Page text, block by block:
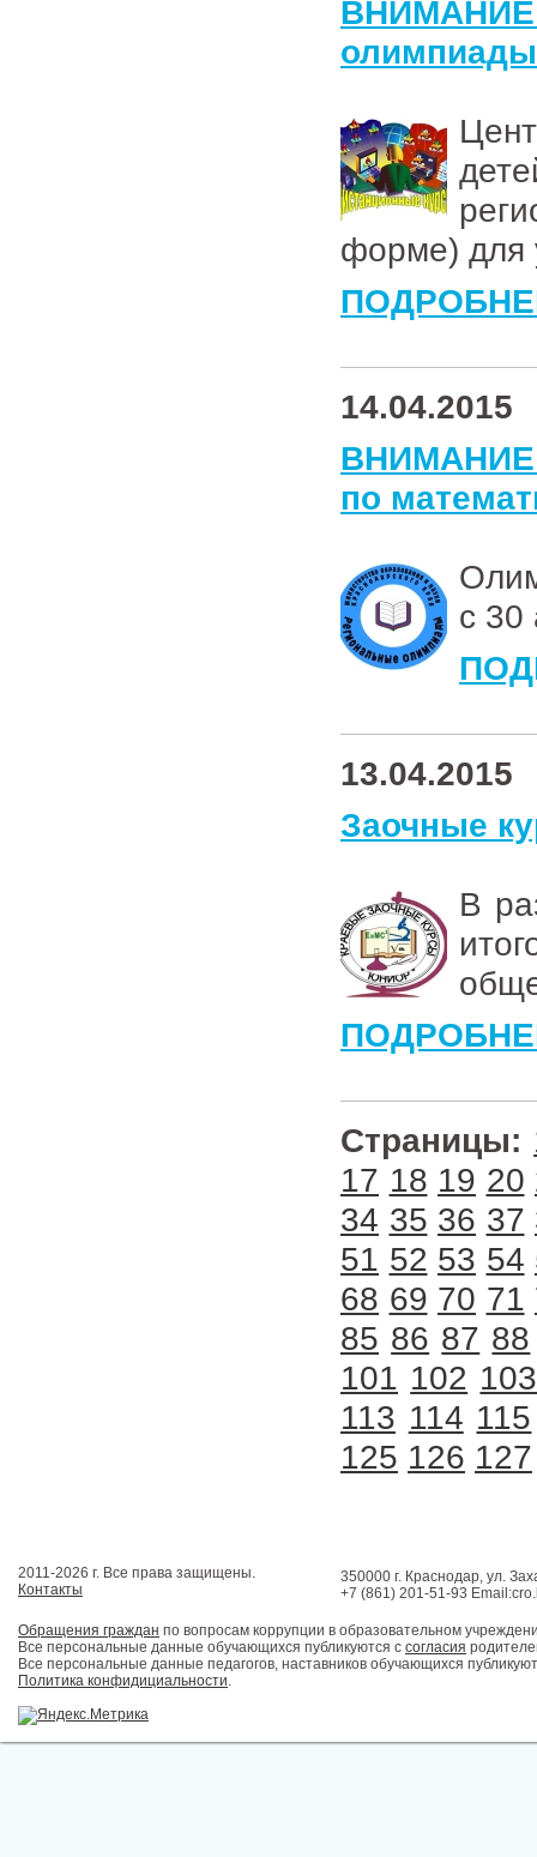
олимпиады
форме) для
14.04.2015
по
с 30
13.04.2015
Заочные
В
Страницы:
17 18 19 20
34 35 36 37
51 52 53 54
68 69 70 71
85 86 87 88
101 102 103
113 114 115
125 126 127
2011-2026 г. Все права защищены.
Контакты
350000 г. Краснодар, ул.
+7 (861) 201-51-93
Обращения граждан по вопросам коррупции в образовательном
Все персональные данные обучающихся публикуются с согласия
Все персональные данные педагогов, наставников обучающихся
Политика конфидициальности.